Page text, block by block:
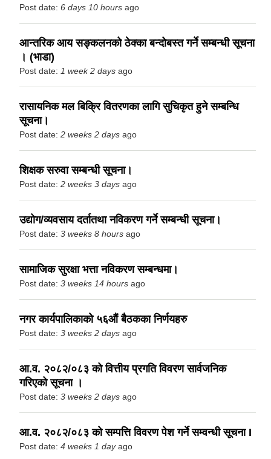
Post date: 6 days 10 hours ago
आन्तरिक आय सङ्कलनको ठेक्का बन्दोबस्त गर्ने सम्बन्धी सूचना
। (भाडा)
Post date: 1 week 2 days ago
रासायनिक मल बिक्रि वितरणका लागि सुचिकृत हुने सम्बन्धि
सूचना।
Post date: 2 weeks 2 days ago
शिक्षक सरुवा सम्बन्धी सूचना।
Post date: 2 weeks 3 days ago
उद्योग/व्यवसाय दर्तातथा नविकरण गर्ने सम्बन्धी सूचना।
Post date: 3 weeks 8 hours ago
सामाजिक सुरक्षा भत्ता नविकरण सम्बन्धमा।
Post date: 3 weeks 14 hours ago
नगर कार्यपालिकाको ५६औं बैठकका निर्णयहरु
Post date: 3 weeks 2 days ago
आ.व. २०८२/०८३ को वित्तीय प्रगति विवरण सार्वजनिक
गरिएको सूचना ।
Post date: 3 weeks 2 days ago
आ.व. २०८२/०८३ को सम्पत्ति विवरण पेश गर्ने सम्वन्धी सूचना I
Post date: 4 weeks 1 dayago